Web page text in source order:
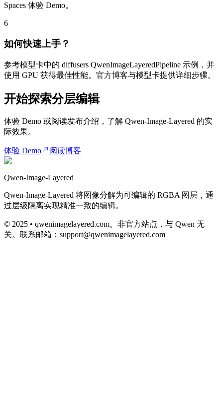
Spaces 体验 Demo。
6
如何快速上手？
参考模型卡中的 diffusers QwenImageLayeredPipeline 示例，并
使用 GPU 获得最佳性能。官方博客与模型卡提供详细步骤。
开始探索分层编辑
体验 Demo 或阅读发布介绍，了解 Qwen-Image-Layered 的实
际效果。
体验 Demo 阅读博客
Qwen-Image-Layered
Qwen-Image-Layered 将图像分解为可编辑的 RGBA 图层，通
过层级隔离实现精准一致的编辑。
© 2025 • qwenimagelayered.com。非官方站点，与 Qwen 无
关。联系邮箱： support@qwenimagelayered.com